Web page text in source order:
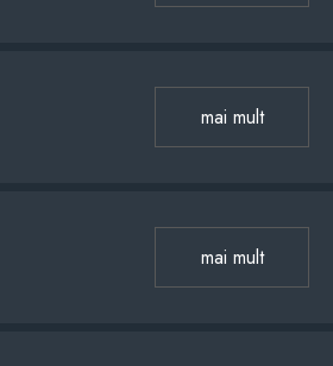
mai mult
mai mult